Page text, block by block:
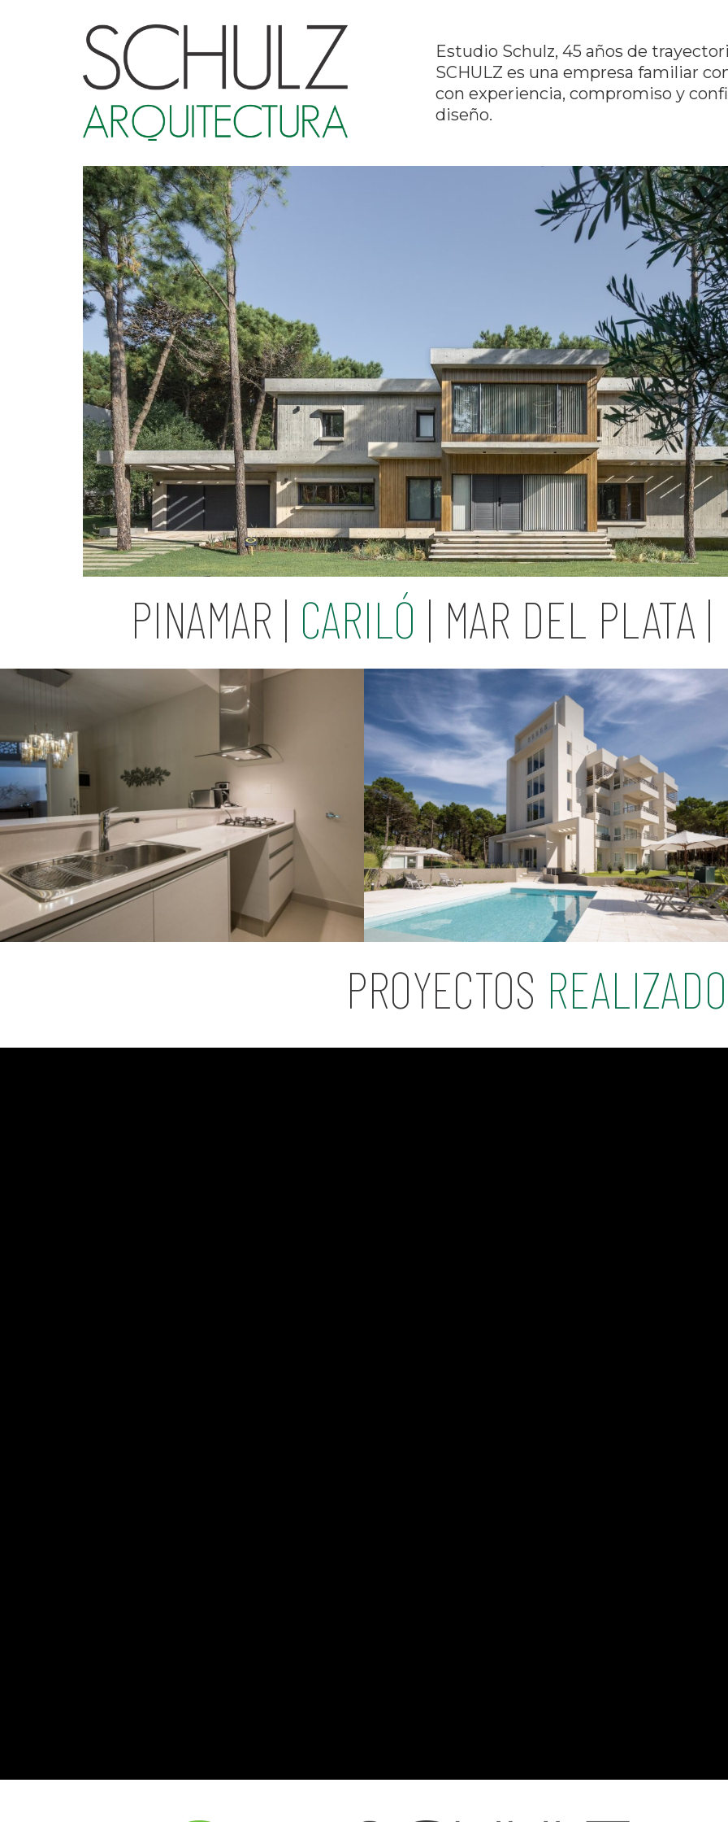
Estudio Schulz, 45 años de
SCHULZ es una empresa familiar
con experiencia, compromiso y
diseño.
PINAMAR | CARILÓ | MAR DEL PLATA |
PROYECTOS